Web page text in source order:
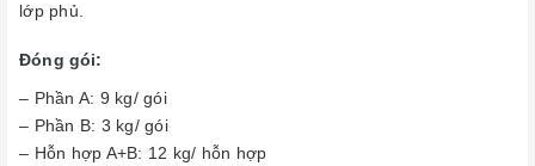
lớp phủ.
Đóng gói:
– Phần A: 9 kg/ gói
– Phần B: 3 kg/ gói
– Hỗn hợp A+B: 12 kg/ hỗn hợp